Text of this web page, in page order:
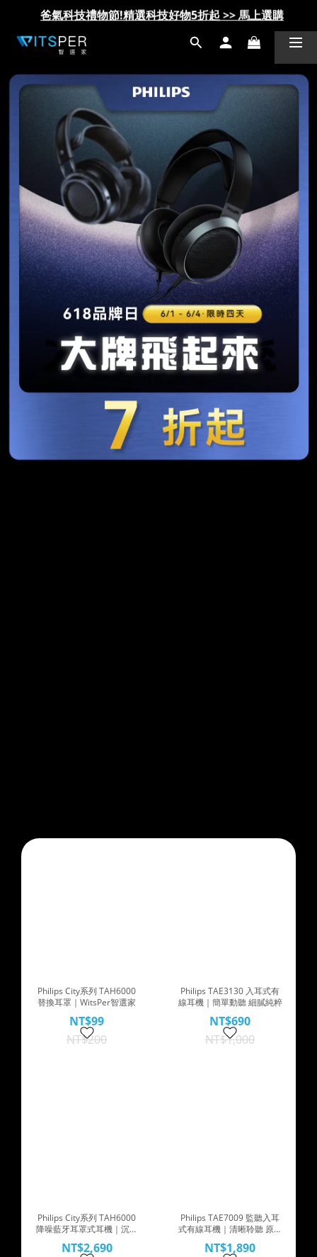
爸氣科技禮物節!精選科技好物5折起 >> 馬上選購
爸氣科技禮物節!精選科技好物5折起 >> 馬上選購
Philips City系列 TAH6000
替換耳罩｜WitsPer智選家
NT$99
NT$200
Philips TAE3130 入耳式有
線耳機｜簡單動聽 細膩純粹
NT$690
NT$1,000
Philips City系列 TAH6000
降噪藍牙耳罩式耳機｜沉浸
美學 因樂而聲
NT$2,690
Philips TAE7009 監聽入耳
式有線耳機｜清晰聆聽 原音
呈現
NT$1,890